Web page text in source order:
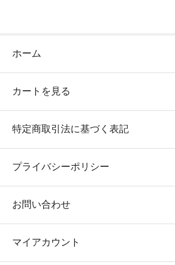
ホーム
カートを見る
特定商取引法に基づく表記
プライバシーポリシー
お問い合わせ
マイアカウント